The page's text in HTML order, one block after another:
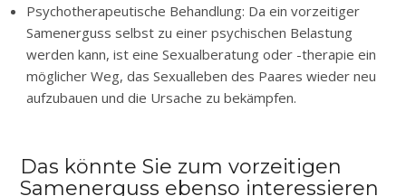
Psychotherapeutische Behandlung: Da ein vorzeitiger
Samenerguss selbst zu einer psychischen Belastung
werden kann, ist eine Sexualberatung oder -therapie ein
möglicher Weg, das Sexualleben des Paares wieder neu
aufzubauen und die Ursache zu bekämpfen.
Das könnte Sie zum vorzeitigen
Samenerguss ebenso interessieren